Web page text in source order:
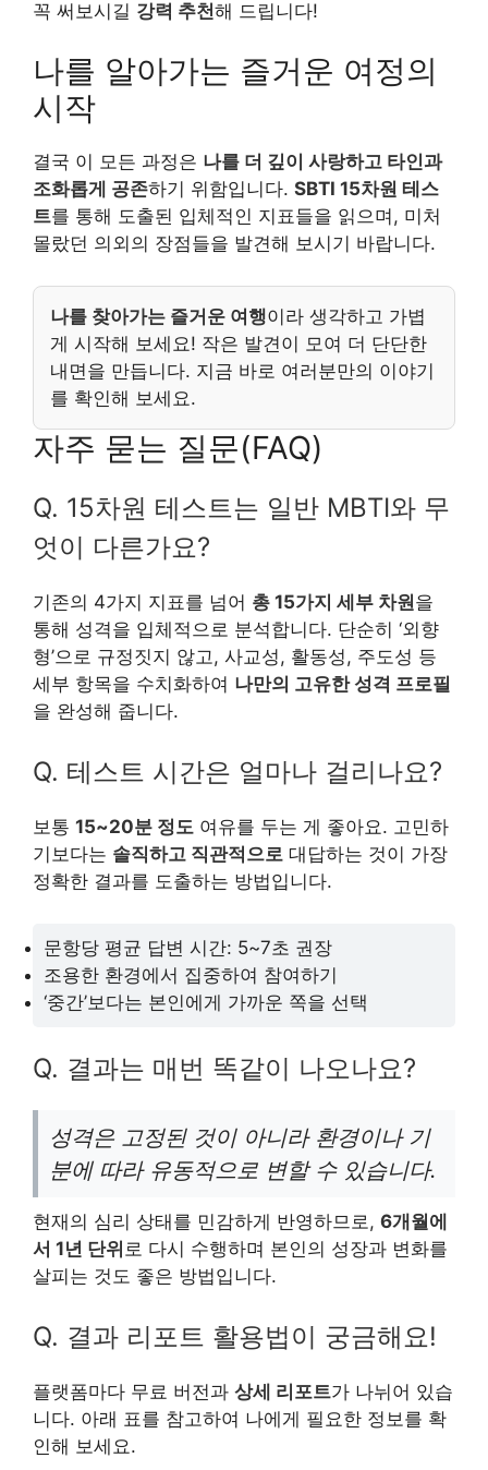
꼭 써보시길 강력 추천해 드립니다!
나를 알아가는 즐거운 여정의
시작
결국 이 모든 과정은 나를 더 깊이 사랑하고 타인과
조화롭게 공존하기 위함입니다. SBTI 15차원 테스
트를 통해 도출된 입체적인 지표들을 읽으며, 미처
몰랐던 의외의 장점들을 발견해 보시기 바랍니다.
나를 찾아가는 즐거운 여행이라 생각하고 가볍
게 시작해 보세요! 작은 발견이 모여 더 단단한
내면을 만듭니다. 지금 바로 여러분만의 이야기
를 확인해 보세요.
자주 묻는 질문(FAQ)
Q. 15차원 테스트는 일반 MBTI와 무
엇이 다른가요?
기존의 4가지 지표를 넘어 총 15가지 세부 차원을
통해 성격을 입체적으로 분석합니다. 단순히 ‘외향
형’으로 규정짓지 않고, 사교성, 활동성, 주도성 등
세부 항목을 수치화하여 나만의 고유한 성격 프로필
을 완성해 줍니다.
Q. 테스트 시간은 얼마나 걸리나요?
보통 15~20분 정도 여유를 두는 게 좋아요. 고민하
기보다는 솔직하고 직관적으로 대답하는 것이 가장
정확한 결과를 도출하는 방법입니다.
문항당 평균 답변 시간: 5~7초 권장
조용한 환경에서 집중하여 참여하기
‘중간’보다는 본인에게 가까운 쪽을 선택
Q. 결과는 매번 똑같이 나오나요?
성격은 고정된 것이 아니라 환경이나 기
분에 따라 유동적으로 변할 수 있습니다.
현재의 심리 상태를 민감하게 반영하므로, 6개월에
서 1년 단위 로 다시 수행하며 본인의 성장과 변화를
살피는 것도 좋은 방법입니다.
Q. 결과 리포트 활용법이 궁금해요!
플랫폼마다 무료 버전과 상세 리포트가 나뉘어 있습
니다. 아래 표를 참고하여 나에게 필요한 정보를 확
인해 보세요.